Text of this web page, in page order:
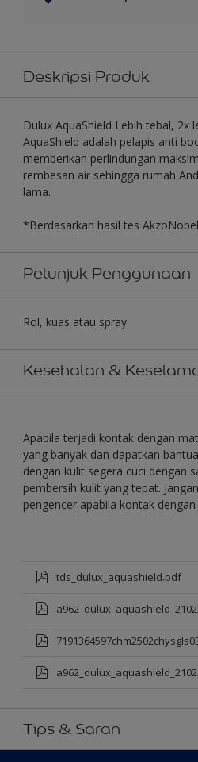
Deskripsi Produk
Dulux AquaShield Lebih tebal, 2x
AquaShield adalah pelapis anti
memberikan perlindungan
rembesan air sehingga rumah
lama.
*Berdasarkan hasil tes
Petunjuk Penggunaan
Rol, kuas atau spray
Kesehatan &
Apabila terjadi kontak dengan
yang banyak dan dapatkan
dengan kulit segera cuci dengan
pembersih kulit yang tepat.
pengencer apabila kontak
tds_dulux_aquashield.pdf
Tips & Saran